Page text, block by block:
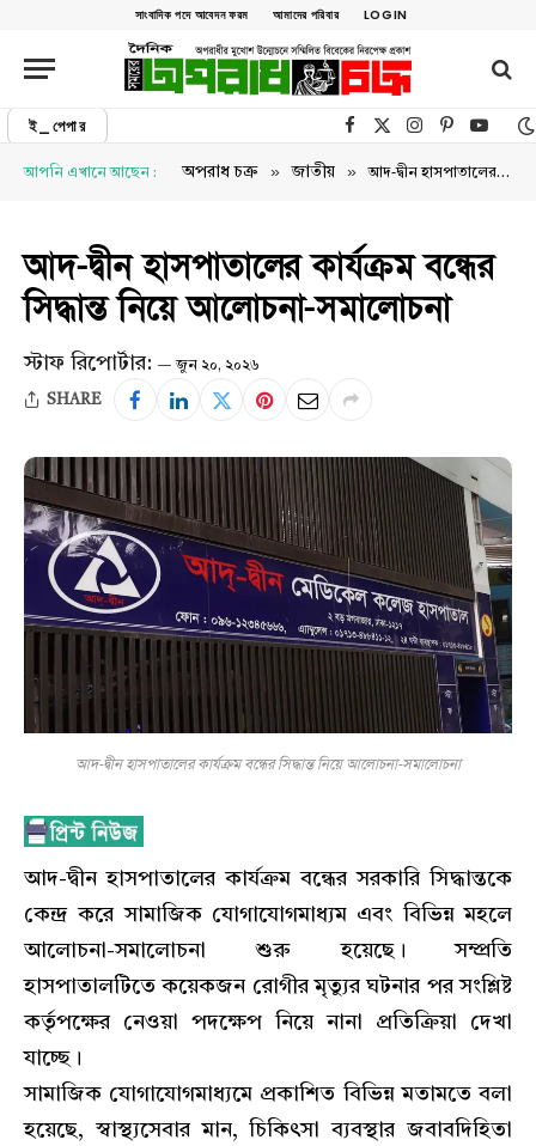
সাংবাদিক পদে আবেদন ফরম আমাদের পরিবার LOGIN
ই_পেপার Facebook
X (Twitter)Instagram
Pinterest
আপনি এখানে আছেন : অপরাধ চক্র » জাতীয় » আদ-দ্বীন হাসপাতালের কার্যক্রম বন্ধের সিদ্ধান্ত নিয়ে আলোচনা-সমালোচনা
আদ-দ্বীন হাসপাতালের কার্যক্রম বন্ধের
সিদ্ধান্ত নিয়ে আলোচনা-সমালোচনা
স্টাফ রিপোর্টার: জুন ২০, ২০২৬
SHARE
আদ-দ্বীন হাসপাতালের কার্যক্রম বন্ধের সিদ্ধান্ত নিয়ে আলোচনা-সমালোচনা
আদ-দ্বীন হাসপাতালের কার্যক্রম বন্ধের সরকারি সিদ্ধান্তকে
কেন্দ্র করে সামাজিক যোগাযোগমাধ্যম এবং বিভিন্ন মহলে
আলোচনা-সমালোচনা শুরু হয়েছে। সম্প্রতি
হাসপাতালটিতে কয়েকজন রোগীর মৃত্যুর ঘটনার পর সংশ্লিষ্ট
কর্তৃপক্ষের নেওয়া পদক্ষেপ নিয়ে নানা প্রতিক্রিয়া দেখা
যাচ্ছে।
সামাজিক যোগাযোগমাধ্যমে প্রকাশিত বিভিন্ন মতামতে বলা
হয়েছে, স্বাস্থ্যসেবার মান, চিকিৎসা ব্যবস্থার জবাবদিহিতা